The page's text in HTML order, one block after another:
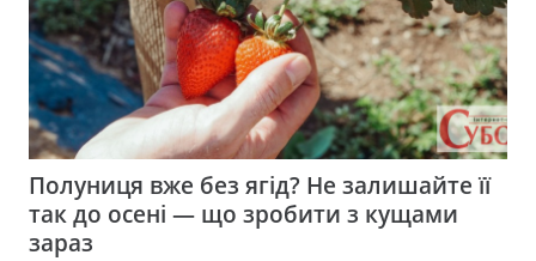
Полуниця вже без ягід? Не залишайте її
так до осені — що зробити з кущами
зараз